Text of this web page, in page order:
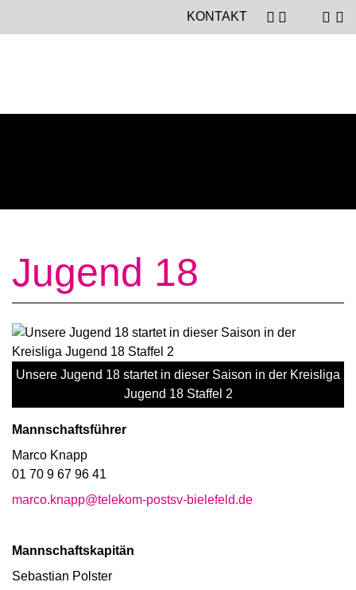
KONTAKT
Jugend 18
Unsere Jugend 18 startet in dieser Saison in der Kreisliga
Jugend 18 Staffel 2
Mannschaftsführer
Marco Knapp
01 70 9 67 96 41
marco.knapp@telekom-postsv-bielefeld.de
Mannschaftskapitän
Sebastian Polster